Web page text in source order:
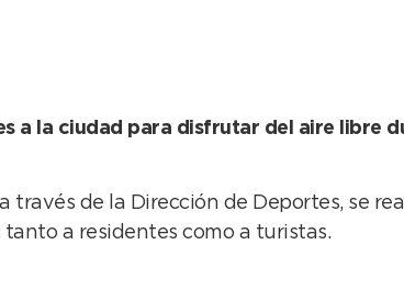
a la ciudad para disfrutar del aire libre
través de la Dirección de Deportes, se
a residentes como a turistas.